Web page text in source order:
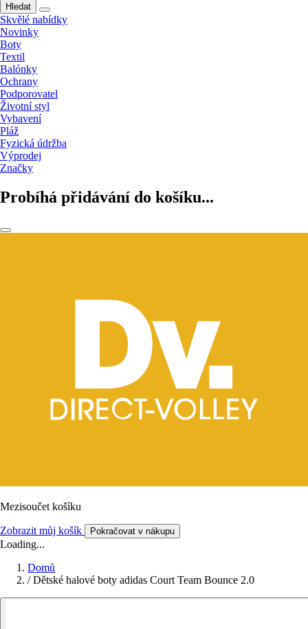
Hledat
Skvělé nabídky
Novinky
Boty
Textil
Balónky
Ochrany
Podporovatel
Životní styl
Vybavení
Pláž
Fyzická údržba
Výprodej
Značky
Probíhá přidávání do košíku...
Mezisoučet košíku
Zobrazit můj košík Pokračovat v nákupu
Loading...
Domů
/ Dětské halové boty adidas Court Team Bounce 2.0